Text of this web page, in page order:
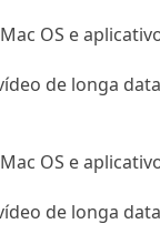
OS e
de longa
OS e
de longa